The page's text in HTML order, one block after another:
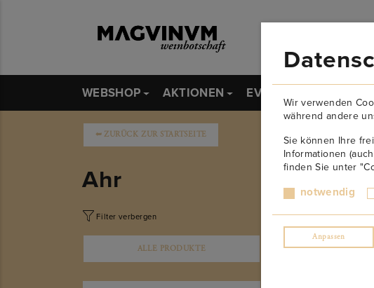
WEBSHOP AKTIONEN EVENTS
➥ZURÜCK ZUR STARTSEITE
Ahr
Filter verbergen
ALLE PRODUKTE Elemente
Wir verwenden
während andere
Sie können Ihre
Informationen
finden Sie unter
notwendig
Anpassen